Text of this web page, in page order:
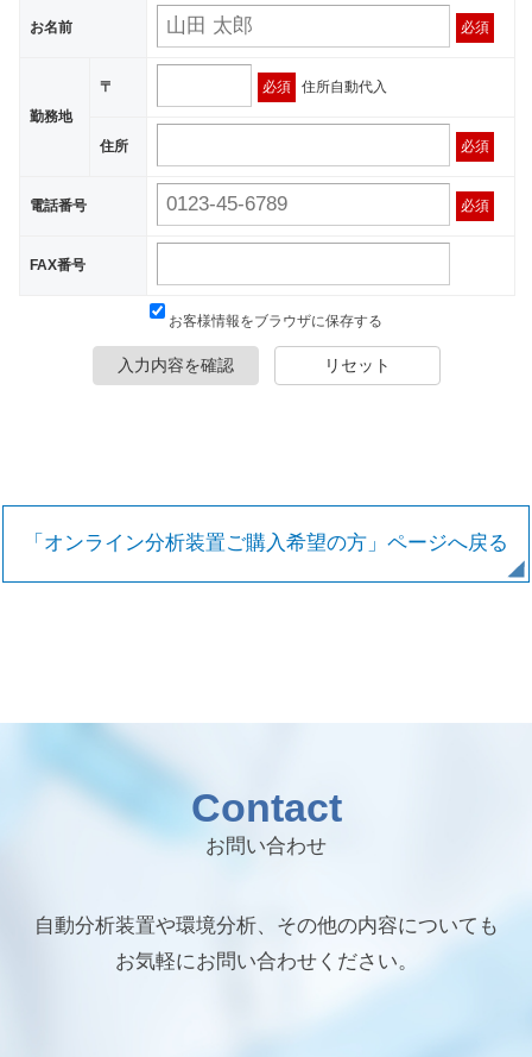
お名前 必須
勤務地
〒 必須 住所自動代入
住所 必須
電話番号 必須
FAX番号
お客様情報をブラウザに保存する
入力内容を確認 リセット
「オンライン分析装置ご購入希望の方」ページへ戻る
Contact
お問い合わせ
自動分析装置や環境分析、その他の内容についても
お気軽にお問い合わせください。